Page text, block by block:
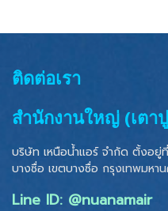
ติดต่อเรา
สำนักงานใหญ่ (เตา
บริษัท เหนือน้ำแอร์ จำกัด ตั้งอ
บางซื่อ เขตบางซื่อ กรุงเทพมหา
Line ID: @nuanamair